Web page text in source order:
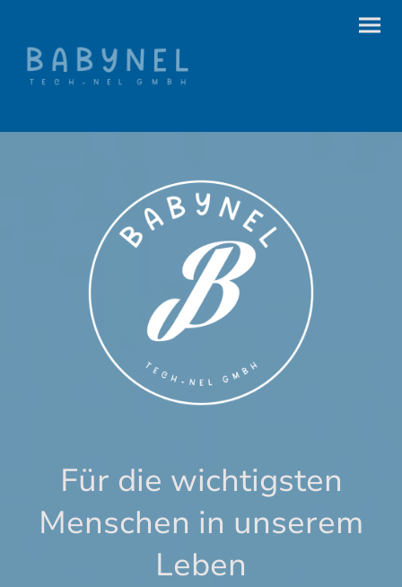
Für die wichtigsten
Menschen in unserem
Leben